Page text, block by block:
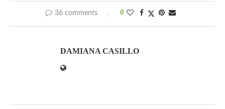
36 comments 0
DAMIANA CASILLO